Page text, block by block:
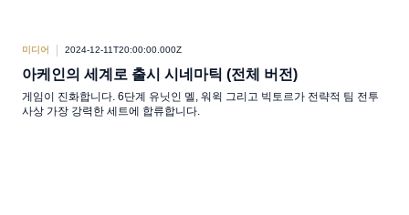
미디어 2024-12-11T20:00:00.000Z
아케인의 세계로 출시 시네마틱 (전체 버전)
게임이 진화합니다. 6단계 유닛인 멜, 워윅 그리고 빅토르가 전략적 팀 전투
사상 가장 강력한 세트에 합류합니다.